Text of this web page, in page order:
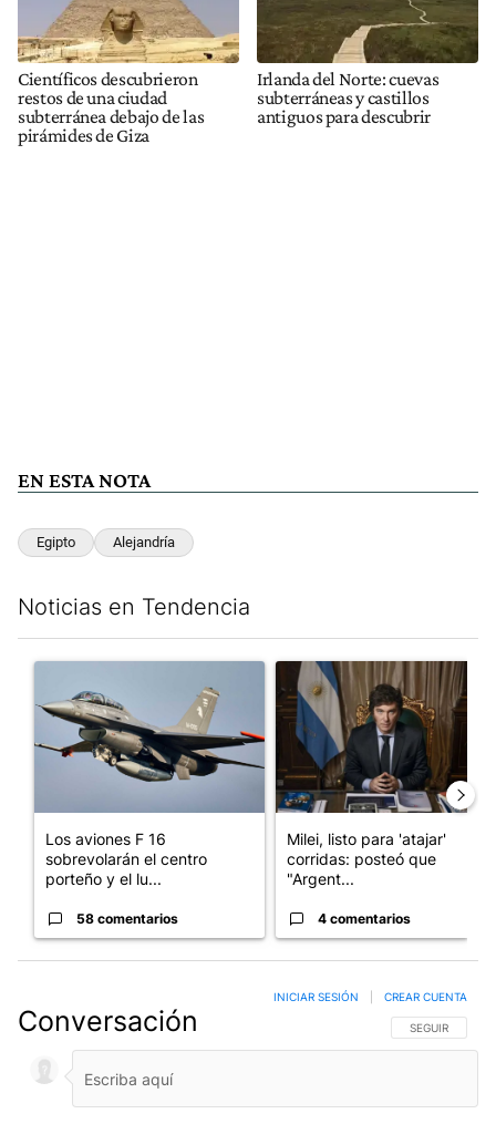
Científicos descubrieron
restos de una ciudad
subterránea debajo de las
pirámides de Giza
Irlanda del Norte: cuevas
subterráneas y castillos
antiguos para descubrir
EN ESTA NOTA
Egipto Alejandría
Noticias en Tendencia
Un artículo de tendencia con el título "Los aviones F 16
Los aviones F 16
sobrevolarán el centro
porteño y el lu...
58 comentarios
Un artículo de tendencia
Milei, listo para 'atajar'
corridas: posteó que
"Argent...
4 comentarios
Conversación SIGA ESTA
SEGUIR
INICIAR SESIÓN CREAR CUENTA